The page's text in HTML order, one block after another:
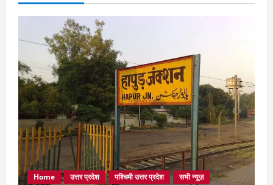
Home उत्तर प्रदेश पश्चिमी उत्तर प्रदेश सभी न्यूज़